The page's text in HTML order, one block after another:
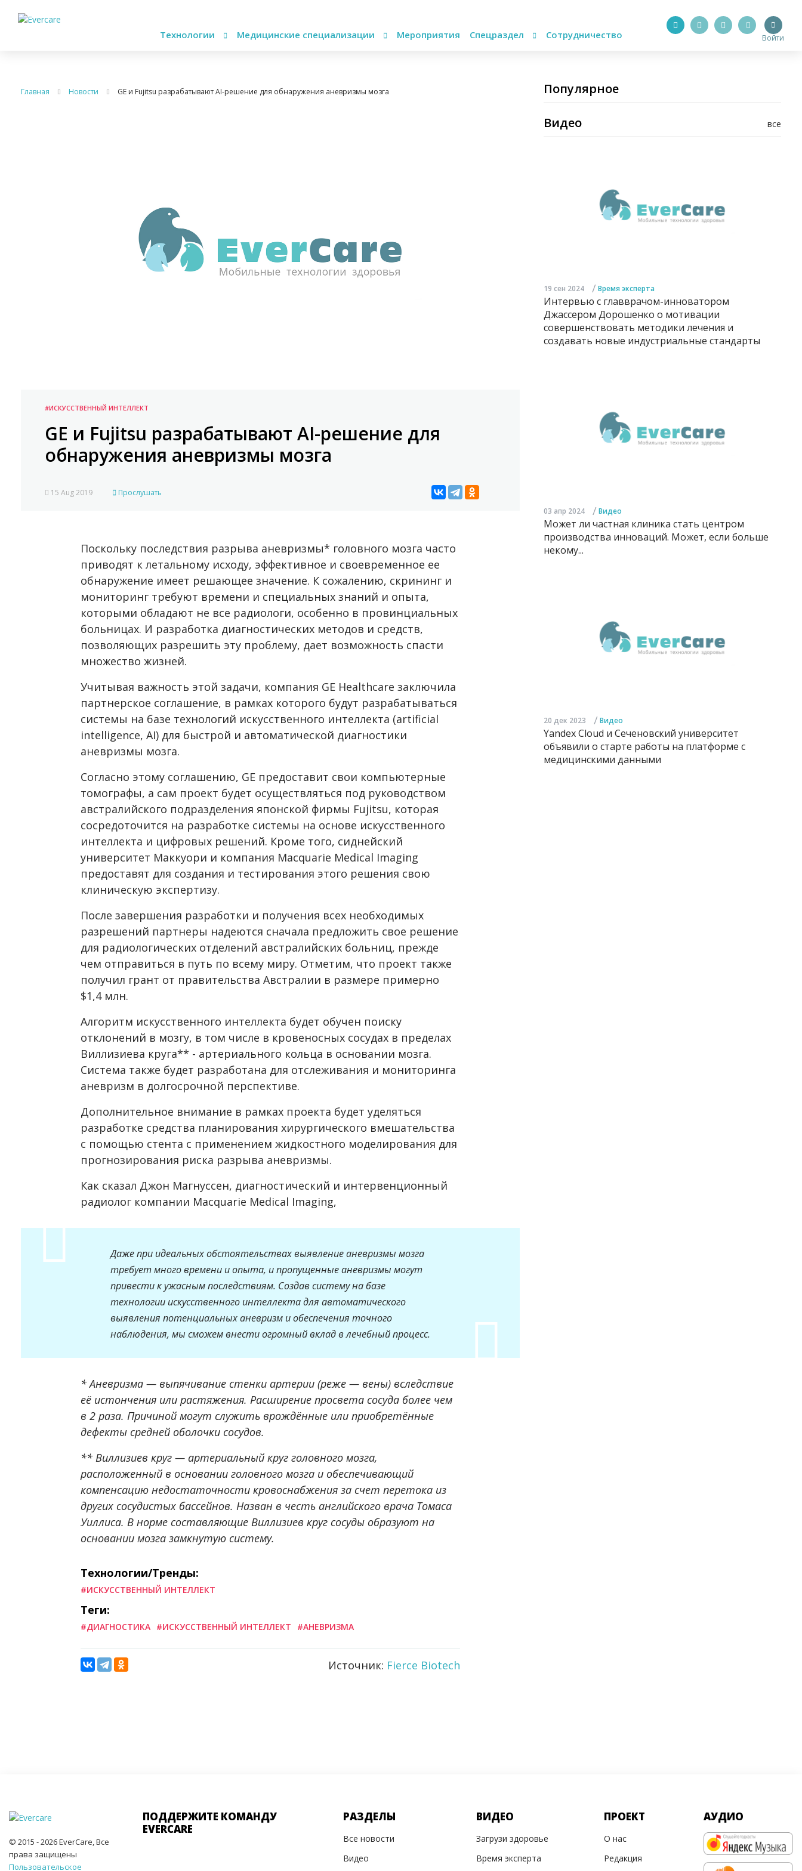
Технологии Медицинские специализации Мероприятия Спецраздел Сотрудничество Войти
Главная Новости GE и Fujitsu разрабатывают AI-решение для обнаружения аневризмы мозга
#ИСКУССТВЕННЫЙ ИНТЕЛЛЕКТ
GE и Fujitsu разрабатывают AI-решение для
обнаружения аневризмы мозга
15 Aug 2019 Прослушать
Поскольку последствия разрыва аневризмы* головного мозга часто
приводят к летальному исходу, эффективное и своевременное ее
обнаружение имеет решающее значение. К сожалению, скрининг и
мониторинг требуют времени и специальных знаний и опыта,
которыми обладают не все радиологи, особенно в провинциальных
больницах. И разработка диагностических методов и средств,
позволяющих разрешить эту проблему, дает возможность спасти
множество жизней.
Учитывая важность этой задачи, компания GE Healthcare заключила
партнерское соглашение, в рамках которого будут разрабатываться
системы на базе технологий искусственного интеллекта (artificial
intelligence, AI) для быстрой и автоматической диагностики
аневризмы мозга.
Согласно этому соглашению, GE предоставит свои компьютерные
томографы, а сам проект будет осуществляться под руководством
австралийского подразделения японской фирмы Fujitsu, которая
сосредоточится на разработке системы на основе искусственного
интеллекта и цифровых решений. Кроме того, сиднейский
университет Маккуори и компания Macquarie Medical Imaging
предоставят для создания и тестирования этого решения свою
клиническую экспертизу.
После завершения разработки и получения всех необходимых
разрешений партнеры надеются сначала предложить свое решение
для радиологических отделений австралийских больниц, прежде
чем отправиться в путь по всему миру. Отметим, что проект также
получил грант от правительства Австралии в размере примерно
$1,4 млн.
Алгоритм искусственного интеллекта будет обучен поиску
отклонений в мозгу, в том числе в кровеносных сосудах в пределах
Виллизиева круга** - артериального кольца в основании мозга.
Система также будет разработана для отслеживания и мониторинга
аневризм в долгосрочной перспективе.
Дополнительное внимание в рамках проекта будет уделяться
разработке средства планирования хирургического вмешательства
с помощью стента с применением жидкостного моделирования для
прогнозирования риска разрыва аневризмы.
Как сказал Джон Магнуссен, диагностический и интервенционный
радиолог компании Macquarie Medical Imaging,
Даже при идеальных обстоятельствах выявление аневризмы мозга
требует много времени и опыта, и пропущенные аневризмы могут
привести к ужасным последствиям. Создав систему на базе
технологии искусственного интеллекта для автоматического
выявления потенциальных аневризм и обеспечения точного
наблюдения, мы сможем внести огромный вклад в лечебный процесс.
* Аневризма — выпячивание стенки артерии (реже — вены) вследствие
её истончения или растяжения. Расширение просвета сосуда более чем
в 2 раза. Причиной могут служить врождённые или приобретённые
дефекты средней оболочки сосудов.
** Виллизиев круг — артериальный круг головного мозга,
расположенный в основании головного мозга и обеспечивающий
компенсацию недостаточности кровоснабжения за счет перетока из
других сосудистых бассейнов. Назван в честь английского врача Томаса
Уиллиса. В норме составляющие Виллизиев круг сосуды образуют на
основании мозга замкнутую систему.
Технологии/Тренды:
#ИСКУССТВЕННЫЙ ИНТЕЛЛЕКТ
Теги:
#ДИАГНОСТИКА #ИСКУССТВЕННЫЙ ИНТЕЛЛЕКТ #АНЕВРИЗМА
Источник: Fierce Biotech
Популярное
все
Видео
19 сен 2024 / Время эксперта
Интервью с главврачом-инноватором
Джассером Дорошенко о мотивации
совершенствовать методики лечения и
создавать новые индустриальные стандарты
03 апр 2024 / Видео
Может ли частная клиника стать центром
производства инноваций. Может, если больше
некому...
20 дек 2023 / Видео
Yandex Cloud и Сеченовский университет
объявили о старте работы на платформе с
медицинскими данными
© 2015 - 2026 EverCare, Все
права защищены
Пользовательское
ПОДДЕРЖИТЕ КОМАНДУ
EVERCARE
РАЗДЕЛЫ
Все новости
Видео
ВИДЕО
Загрузи здоровье
Время эксперта
ПРОЕКТ
О нас
Редакция
АУДИО